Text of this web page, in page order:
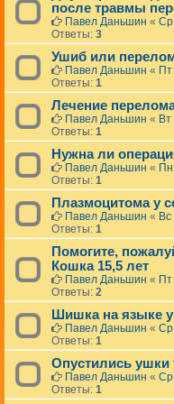
после травмы
Павел Даньшин « Ср
Ответы: 3
Ушиб или
Павел Даньшин «
Ответы: 1
Лечение
Павел Даньшин «
Ответы: 1
Нужна ли
Павел Даньшин «
Ответы: 1
Плазмоцитома у
Павел Даньшин «
Ответы: 1
Помогите,
Кошка 15,5 лет
Павел Даньшин «
Ответы: 2
Шишка на языке у
Павел Даньшин « Ср
Ответы: 1
Опустились ушки
Павел Даньшин « Ср
Ответы: 1